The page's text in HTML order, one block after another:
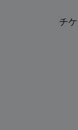
チ